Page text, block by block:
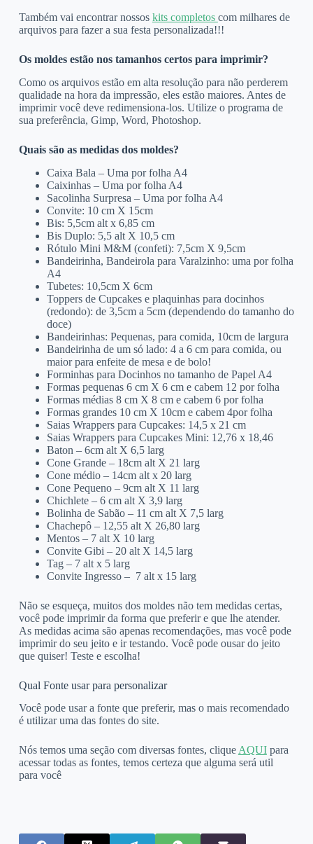
Também vai encontrar nossos kits completos com milhares de
arquivos para fazer a sua festa personalizada!!!
Os moldes estão nos tamanhos certos para imprimir?
Como os arquivos estão em alta resolução para não perderem
qualidade na hora da impressão, eles estão maiores. Antes de
imprimir você deve redimensiona-los. Utilize o programa de
sua preferência, Gimp, Word, Photoshop.
Quais são as medidas dos moldes?
Caixa Bala – Uma por folha A4
Caixinhas – Uma por folha A4
Sacolinha Surpresa – Uma por folha A4
Convite: 10 cm X 15cm
Bis: 5,5cm alt x 6,85 cm
Bis Duplo: 5,5 alt X 10,5 cm
Rótulo Mini M&M (confeti): 7,5cm X 9,5cm
Bandeirinha, Bandeirola para Varalzinho: uma por folha
A4
Tubetes: 10,5cm X 6cm
Toppers de Cupcakes e plaquinhas para docinhos
(redondo): de 3,5cm a 5cm (dependendo do tamanho do
doce)
Bandeirinhas: Pequenas, para comida, 10cm de largura
Bandeirinha de um só lado: 4 a 6 cm para comida, ou
maior para enfeite de mesa e de bolo!
Forminhas para Docinhos no tamanho de Papel A4
Formas pequenas 6 cm X 6 cm e cabem 12 por folha
Formas médias 8 cm X 8 cm e cabem 6 por folha
Formas grandes 10 cm X 10cm e cabem 4por folha
Saias Wrappers para Cupcakes: 14,5 x 21 cm
Saias Wrappers para Cupcakes Mini: 12,76 x 18,46
Baton – 6cm alt X 6,5 larg
Cone Grande – 18cm alt X 21 larg
Cone médio – 14cm alt x 20 larg
Cone Pequeno – 9cm alt X 11 larg
Chichlete – 6 cm alt X 3,9 larg
Bolinha de Sabão – 11 cm alt X 7,5 larg
Chachepô – 12,55 alt X 26,80 larg
Mentos – 7 alt X 10 larg
Convite Gibi – 20 alt X 14,5 larg
Tag – 7 alt x 5 larg
Convite Ingresso – 7 alt x 15 larg
Não se esqueça, muitos dos moldes não tem medidas certas,
você pode imprimir da forma que preferir e que lhe atender.
As medidas acima são apenas recomendações, mas você pode
imprimir do seu jeito e ir testando. Você pode ousar do jeito
que quiser! Teste e escolha!
Qual Fonte usar para personalizar
Você pode usar a fonte que preferir, mas o mais recomendado
é utilizar uma das fontes do site.
Nós temos uma seção com diversas fontes, clique AQUIpara
acessar todas as fontes, temos certeza que alguma será util
para você